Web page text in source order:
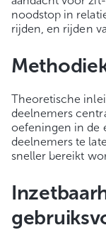
noodstop in
rijden, en rijden
Theoretische
deelnemers
oefeningen in de
deelnemers te
sneller bereikt